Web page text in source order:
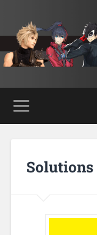
Solutions